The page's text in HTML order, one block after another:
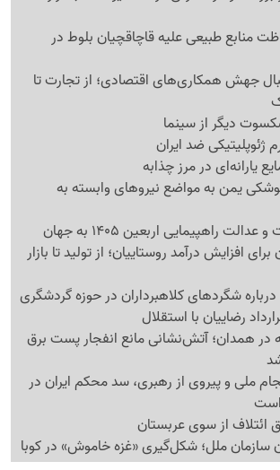
منابع طبیعی علیه قاچاقچیان بلوط در
جهش همکاری‌های اقتصادی؛ از تجارت تا
دیگر از سینما
ژئوپلیتیکی ضد ایران
یمن به مواضع نیروهای وابسته به
راهپیمایی اربعین 1405 به جهان
افزایش درآمد روستاییان؛ از تولید تا بازار
شگردهای کلاهبرداران در حوزه گردشگری
رضاییان با استقلال
در همدان؛ آتش‌نشانی مانع انفجار پست برق
ملی و پیروی از رهبری، سد محکم ایران در
است
ائتلاف از سوی عربستان
سازمان ملل؛ شکل‌گیری «غزه‌ خاموش» در کوبا